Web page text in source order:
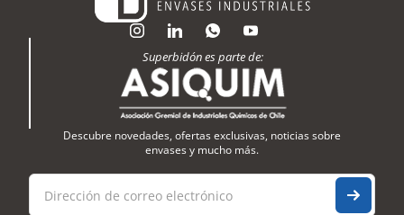
Superbidón es parte de:
Descubre novedades, ofertas exclusivas, noticias sobre
envases y mucho más.